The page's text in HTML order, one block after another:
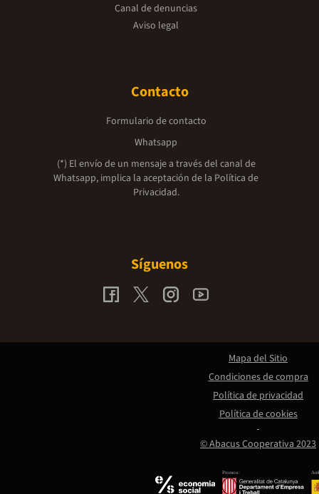
Canal de denuncias
Aviso legal
Contacto
Formulario de contacto
Whatsapp
(*) El envío de un mensaje a través del canal de
Whatsapp, implica la aceptación de la Política de
Privacidad.
Síguenos
Promou:
© Abacus Cooperativa 2023
Mapa del Sitio
Condiciones de compra
Política de privacidad
Política de cookies